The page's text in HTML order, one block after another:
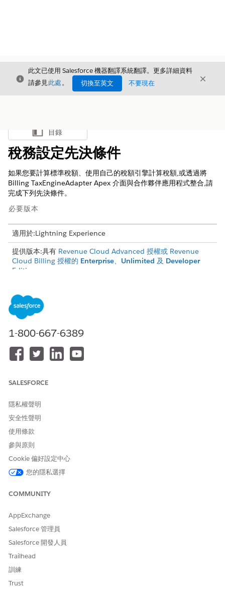
結束
此文已使用 Salesforce 機器翻譯系統翻譯。更多詳細資料
請參見此處。 切換至英文 不要現在 結束
顯示目錄
目錄
稅務設定先決條件
如果您要計算標準稅額、使用自己的稅額引擎計算稅額,或透過將
Billing TaxEngineAdapter Apex 介面與合作夥伴應用程式整合,請
完成下列先決條件。
必要版本
適用於:Lightning Experience
提供版本:具有 Revenue Cloud Advanced 授權或 Revenue
Cloud Billing 授權的 Enterprise、 Unlimited 及 Developer
Edition
收集稅務提供者詳細資料
如果您想要使用稅務服務提供者,請收集以下資訊:
稅務提供者的賣方代碼
稅務提供者的郵寄地址
存取稅務提供者的認證
計算標準稅額不需要已命名認證。不過,
認證建立已命名認證。
定義自訂 Apex 轉接器
如果您想要根據固定稅率計算標準稅額,或使用自己的稅額引擎,請透
若要計算標準稅額,您可以根據
從 Summer ’25 開始,「帳單」支援單一發票最多 2000 個發票條
列。若要避免限制相關問題,請測試 TaxEngineAdapter Apex 介面
的實作,以確保其符合總堆疊大小的
1-800-667-6389
SALESFORCE
隱私權聲明
安全性聲明
使用條款
參與原則
Cookie 偏好設定中心
您的隱私選擇
COMMUNITY
AppExchange
Salesforce 管理員
Salesforce 開發人員
Trailhead
訓練
Trust